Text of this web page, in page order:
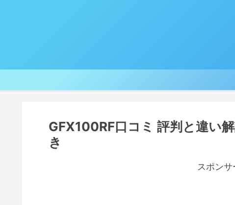
GFX100RF口コミ 評判と違い
き
スポンサ